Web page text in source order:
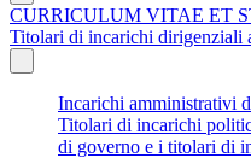
CURRICULUM VITAE ET
Titolari di incarichi dirigenziali
Incarichi amministrativi
Titolari di incarichi
di governo e i titolari di